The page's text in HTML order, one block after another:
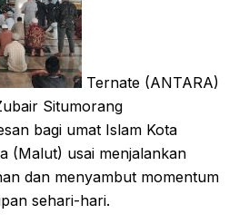
Ternate (ANTARA)
Situmorang
bagi umat Islam Kota
(Malut) usai menjalankan
dan menyambut momentum
sehari-hari.